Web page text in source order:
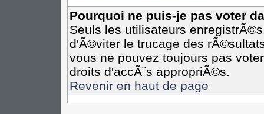
Pourquoi ne puis-je pas voter
Seuls les utilisateurs
d'Ã©viter le trucage des
vous ne pouvez toujours pas
droits d'accÃ¨s appropriÃ©s.
Revenir en haut de page